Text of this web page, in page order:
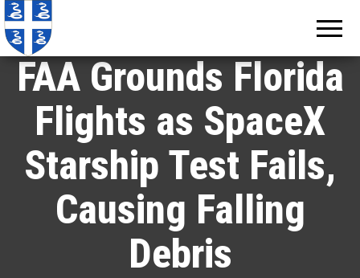
FAA Grounds Florida
Flights as SpaceX
Starship Test Fails,
Causing Falling
Debris